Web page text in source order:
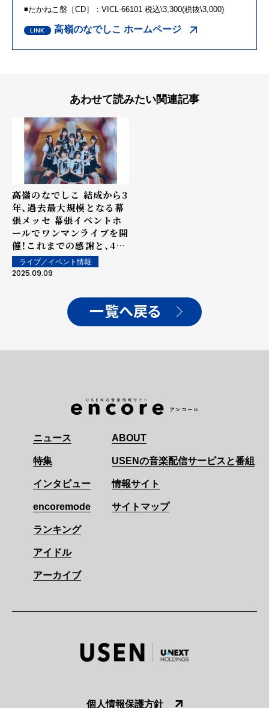
◾️たかねこ盤［CD］：VICL-66101 税込\3,300(税抜\3,000)
高嶺のなでしこ ホームページ
あわせて読みたい関連記事
高嶺のなでしこ 結成から3
年、過去最大規模となる幕
張メッセ 幕張イベントホ
ールでワンマンライブを開
催！これまでの感謝と、4年
目の覚悟をパフォーマンス
にのせてファンに届ける
ライブ／イベント情報
2025.09.09
一覧へ戻る
ニュース
特集
インタビュー
encoremode
ランキング
アイドル
アーカイブ
ABOUT
USENの音楽配信サービスと番組
情報サイト
サイトマップ
個人情報保護方針